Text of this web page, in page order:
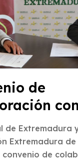
de
Extremadura de
de